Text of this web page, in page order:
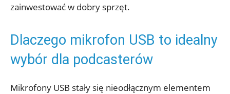
zainwestować w dobry sprzęt.
Dlaczego mikrofon USB to idealny
wybór dla podcasterów
Mikrofony USB stały się nieodłącznym elementem